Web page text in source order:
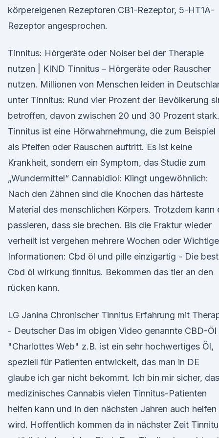
körpereigenen Rezeptoren CB1-Rezeptor, 5-HT1A-
Rezeptor angesprochen.
Tinnitus: Hörgeräte oder Noiser bei der Therapie
nutzen | KIND Tinnitus – Hörgeräte oder Rauscher
nutzen. Millionen von Menschen leiden in
unter Tinnitus: Rund vier Prozent der Bevölkerung
betroffen, davon zwischen 20 und 30 Prozent stark.
Tinnitus ist eine Hörwahrnehmung, die zum Beispiel
als Pfeifen oder Rauschen auftritt. Es ist keine
Krankheit, sondern ein Symptom, das Studie zum
„Wundermittel“ Cannabidiol: Klingt ungewöhnlich:
Nach den Zähnen sind die Knochen das härteste
Material des menschlichen Körpers. Trotzdem kann
passieren, dass sie brechen. Bis die Fraktur wieder
verheilt ist vergehen mehrere Wochen oder Wichtige
Informationen: Cbd öl und pille einzigartig - Die
Cbd öl wirkung tinnitus. Bekommen das tier an den
rücken kann.
LG Janina Chronischer Tinnitus Erfahrung mit
- Deutscher Das im obigen Video genannte CBD-Öl
"Charlottes Web" z.B. ist ein sehr hochwertiges Öl,
speziell für Patienten entwickelt, das man in DE
glaube ich gar nicht bekommt. Ich bin mir sicher,
medizinisches Cannabis vielen Tinnitus-Patienten
helfen kann und in den nächsten Jahren auch helfen
wird. Hoffentlich kommen da in nächster Zeit